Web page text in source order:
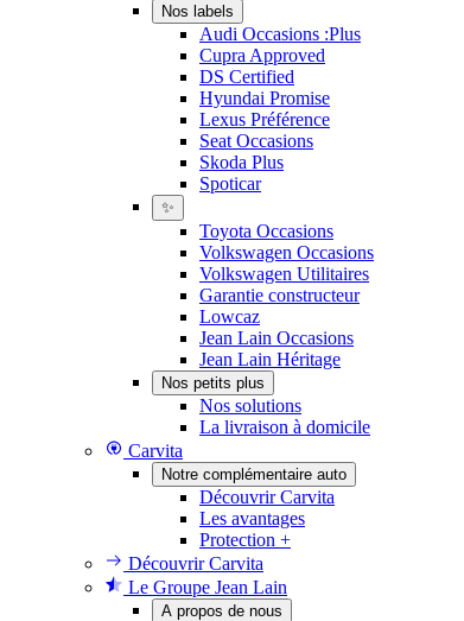
Nos labels
Audi Occasions :Plus
Cupra Approved
DS Certified
Hyundai Promise
Lexus Préférence
Seat Occasions
Skoda Plus
Spoticar
✨
Toyota Occasions
Volkswagen Occasions
Volkswagen Utilitaires
Garantie constructeur
Lowcaz
Jean Lain Occasions
Jean Lain Héritage
Nos petits plus
Nos solutions
La livraison à domicile
Carvita
Notre complémentaire auto
Découvrir Carvita
Les avantages
Protection +
Découvrir Carvita
Le Groupe Jean Lain
A propos de nous